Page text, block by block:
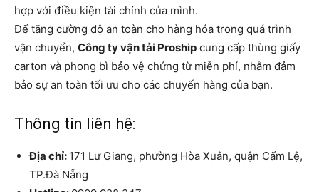
hợp với điều kiện tài chính của mình.
Để tăng cường độ an toàn cho hàng hóa trong quá trình
vận chuyển, Công ty vận tải Proship cung cấp thùng giấy
carton và phong bì bảo vệ chứng từ miễn phí, nhằm đảm
bảo sự an toàn tối ưu cho các chuyến hàng của bạn.
Thông tin liên hệ:
Địa chỉ: 171 Lư Giang, phường Hòa Xuân, quận Cẩm Lệ,
TP.Đà Nẵng